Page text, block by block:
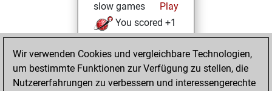
slow games
Play
You scored +1
=0 -2 in slow games
Donnerstag,
Januar 2, 2025
Wir verwenden Cookies und vergleichbare Technologien,
um bestimmte Funktionen zur Verfügung zu stellen, die
Nutzererfahrungen zu verbessern und interessengerechte